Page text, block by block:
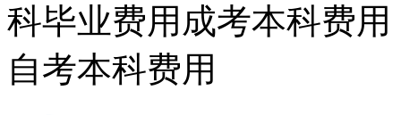
科毕业费用 成考本科费用
自考本科费用